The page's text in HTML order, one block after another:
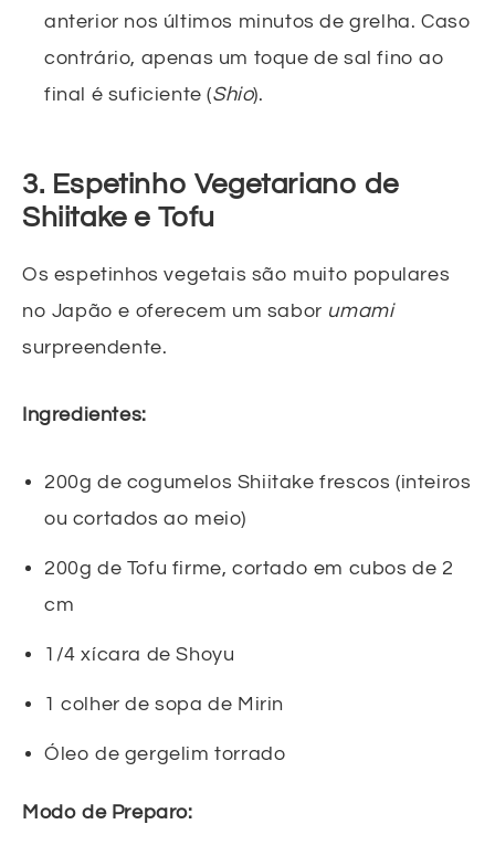
anterior nos últimos minutos de grelha. Caso
contrário, apenas um toque de sal fino ao
final é suficiente (Shio).
3. Espetinho Vegetariano de
Shiitake e Tofu
Os espetinhos vegetais são muito populares
no Japão e oferecem um sabor umami
surpreendente.
Ingredientes:
200g de cogumelos Shiitake frescos (inteiros
ou cortados ao meio)
200g de Tofu firme, cortado em cubos de 2
cm
1/4 xícara de Shoyu
1 colher de sopa de Mirin
Óleo de gergelim torrado
Modo de Preparo: